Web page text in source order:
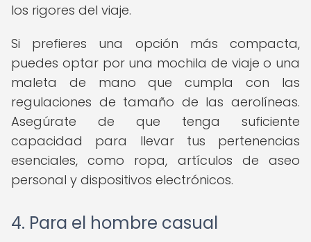
los rigores del viaje.
Si prefieres una opción más compacta,
puedes optar por una mochila de viaje o una
maleta de mano que cumpla con las
regulaciones de tamaño de las aerolíneas.
Asegúrate de que tenga suficiente
capacidad para llevar tus pertenencias
esenciales, como ropa, artículos de aseo
personal y dispositivos electrónicos.
4. Para el hombre casual